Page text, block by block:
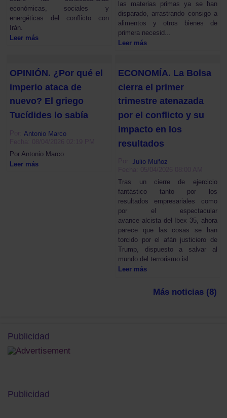
económicas, sociales y
energéticas del conflicto con
Irán.
Leer más
las materias primas ya se han
disparado, arrastrando consigo a
alimentos y otros bienes de
primera necesid...
Leer más
OPINIÓN. ¿Por qué el
imperio ataca de
nuevo? El griego
Tucídides lo sabía
Antonio Marco
Por Antonio Marco.
Leer más
ECONOMÍA. La Bolsa
cierra el primer
trimestre atenazada
por el conflicto y su
impacto en los
resultados
Por:Julio Muñoz
Tras un cierre de ejercicio
fantástico tanto por los
resultados empresariales como
por el espectacular
avance alcista del Ibex 35, ahora
parece que las cosas se han
torcido por el afán justiciero de
Trump, dispuesto a salvar al
mundo del terrorismo isl...
Leer más
Más noticias (8)
Publicidad
Publicidad